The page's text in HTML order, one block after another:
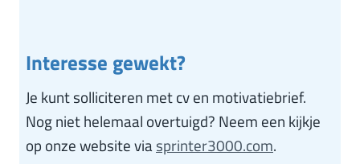
Interesse gewekt?
Je kunt solliciteren met cv en motivatiebrief.
Nog niet helemaal overtuigd? Neem een kijkje
op onze website viasprinter3000.com.